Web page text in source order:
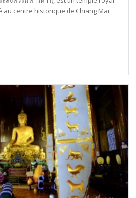
au centre historique de Chiang Mai.